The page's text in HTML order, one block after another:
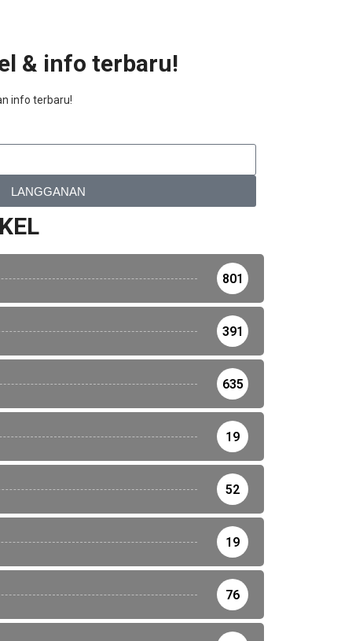
& info terbaru!
info terbaru!
LANGGANAN
801
391
635
19
52
19
76